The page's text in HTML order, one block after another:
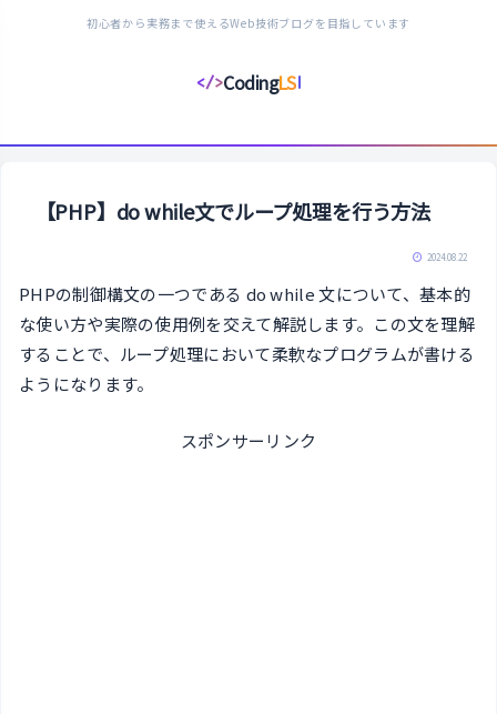
初心者から実務まで使えるWeb技術ブログを目指しています
</>CodingLS
コ
デ
ン
イ
フ
ス
【PHP】do while文でループ処理を行う方法
2024.08.22
PHPの制御構文の一つである do while 文について、基本的
な使い方や実際の使用例を交えて解説します。この文を理解
することで、ループ処理において柔軟なプログラムが書ける
ようになります。
スポンサーリンク